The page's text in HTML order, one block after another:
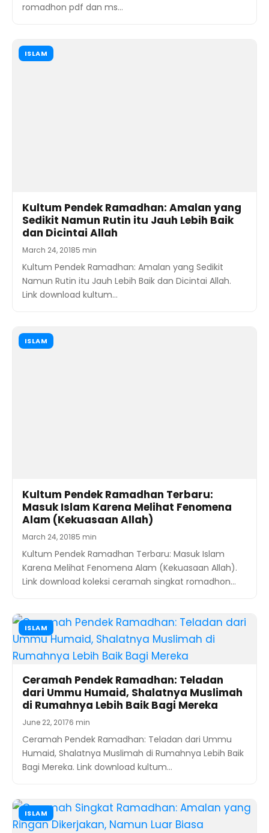
romadhon pdf dan ms…
ISLAM
Kultum Pendek Ramadhan: Amalan yang
Sedikit Namun Rutin itu Jauh Lebih Baik
dan Dicintai Allah
March 24, 20185 min
Kultum Pendek Ramadhan: Amalan yang Sedikit
Namun Rutin itu Jauh Lebih Baik dan Dicintai Allah.
Link download kultum…
ISLAM
Kultum Pendek Ramadhan Terbaru:
Masuk Islam Karena Melihat Fenomena
Alam (Kekuasaan Allah)
March 24, 20185 min
Kultum Pendek Ramadhan Terbaru: Masuk Islam
Karena Melihat Fenomena Alam (Kekuasaan Allah).
Link download koleksi ceramah singkat romadhon…
ISLAM
Ceramah Pendek Ramadhan: Teladan
dari Ummu Humaid, Shalatnya Muslimah
di Rumahnya Lebih Baik Bagi Mereka
June 22, 20176 min
Ceramah Pendek Ramadhan: Teladan dari Ummu
Humaid, Shalatnya Muslimah di Rumahnya Lebih Baik
Bagi Mereka. Link download kultum…
ISLAM